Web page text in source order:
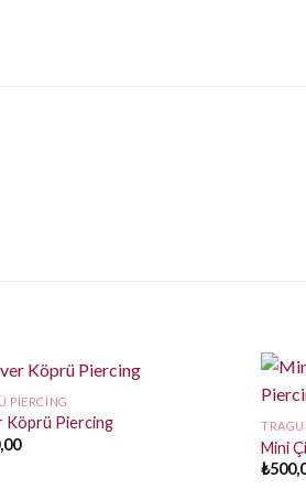
PIERCING
Köprü Piercing
Mini
₺